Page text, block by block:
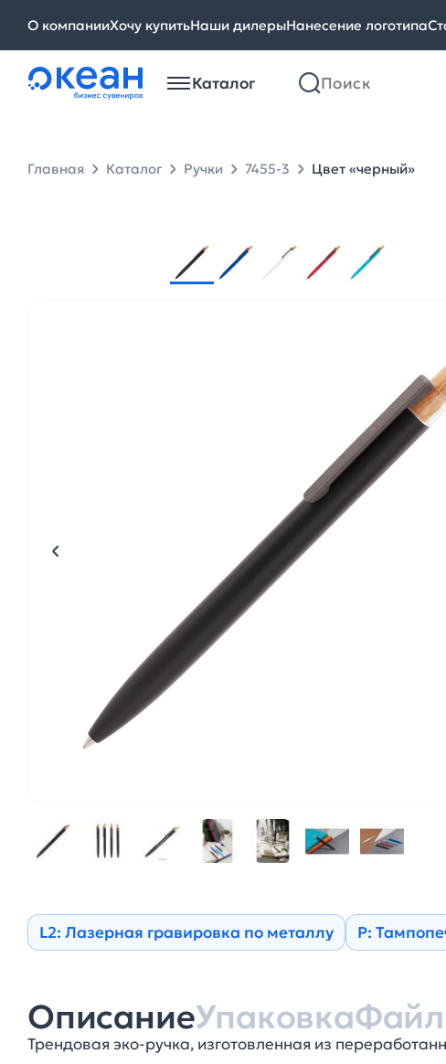
О компанииХочу купитьНаши дилерыНанесение логотипа
Каталог
Главная Каталог Ручки 7455-3 Цвет «черный»
L2: Лазерная гравировка по металлу Р:
ОписаниеУпаковка
Трендовая эко-ручка, изготовленная из